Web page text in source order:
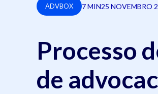
ADVBOX 7 MIN25 NOVEMBRO
Processo
de